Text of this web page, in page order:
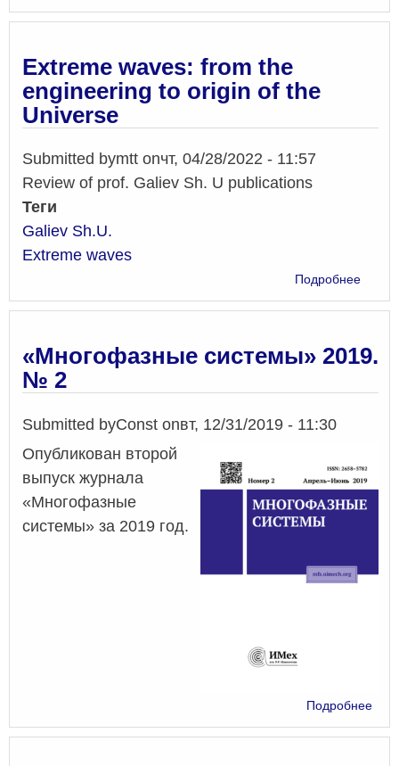
the
Hand
Extreme waves: from the
engineering to origin of the
Universe
Submitted bymtt onчт, 04/28/2022 - 11:57
Review of prof. Galiev Sh. U publications
Теги
Galiev Sh.U.
Extreme waves
Подробнее
waves:
the
«Многофазные системы» 2019.
№ 2
Submitted byConst onвт, 12/31/2019 - 11:30
Опубликован второй
выпуск журнала
«Многофазные
системы» за 2019 год.
Подробнее